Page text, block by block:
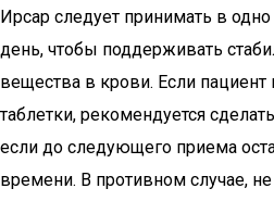
Ирсар следует принимать в
день, чтобы поддерживать
вещества в крови. Если пациент
таблетки, рекомендуется
если до следующего приема
времени. В противном случае,